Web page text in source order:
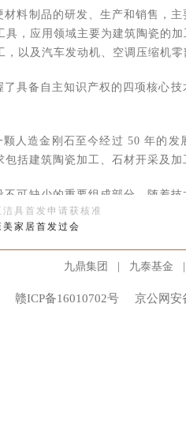
料制品的研发、生产和销售，
，应用领域主要为建筑陶瓷的
以及汽车发动机、空调压缩机零
了具备自主知识产权的四项核心
人造金刚石至今经过 50 年的发
括建筑陶瓷加工、石材开采及加
可缺少的重要组成部分，随着
被断扩展。
朗新材，占其挂牌前股份7.16%。
具首发申请获核准
家居首发过会
九鼎集团 | 九泰基金 |
赣ICP备16010702号 京公网安